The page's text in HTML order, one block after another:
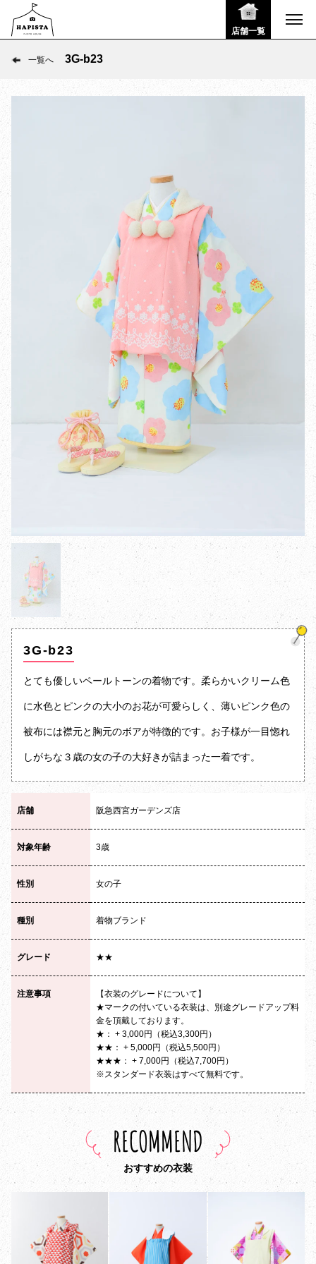
店舗一覧
一覧へ 3G-b23
3G-b23
とても優しいペールトーンの着物です。柔らかいクリーム色
に水色とピンクの大小のお花が可愛らしく、薄いピンク色の
被布には襟元と胸元のボアが特徴的です。お子様が一目惚れ
しがちな３歳の女の子の大好きが詰まった一着です。
店舗 阪急西宮ガーデンズ店
対象年齢 3歳
性別 女の子
種別 着物ブランド
グレード ★★
注意事項
【衣装のグレードについて】
★マークの付いている衣装は、別途グレードアップ料
金を頂戴しております。
★： + 3,000円（税込3,300円）
★★： + 5,000円（税込5,500円）
★★★： + 7,000円（税込7,700円）
※スタンダード衣装はすべて無料です。
RECOMMEND
おすすめの衣装